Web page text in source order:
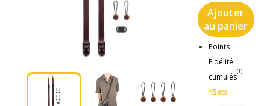
Ajouter
au panier
Points
Fidélité
cumulés
(1)
45pts